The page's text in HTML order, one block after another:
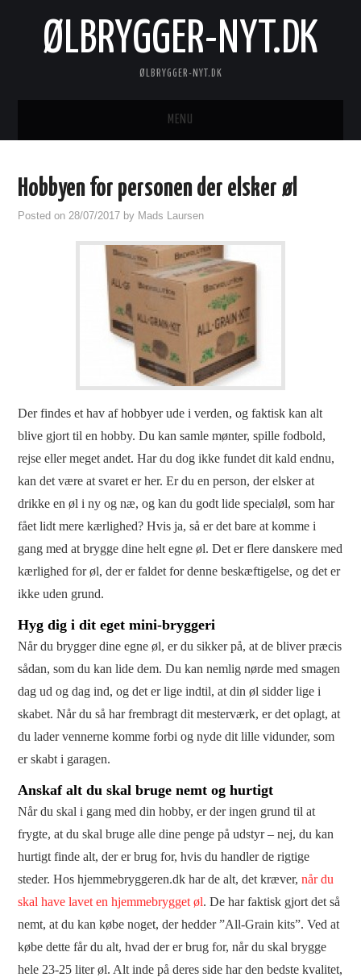
ØLBRYGGER-NYT.DK
ØLBRYGGER-NYT.DK
MENU
Hobbyen for personen der elsker øl
Posted on28/07/2017 by Mads Laursen
Der findes et hav af hobbyer ude i verden, og faktisk kan alt
blive gjort til en hobby. Du kan samle mønter, spille fodbold,
rejse eller meget andet. Har du dog ikke fundet dit kald endnu,
kan det være at svaret er her. Er du en person, der elsker at
drikke en øl i ny og næ, og kan du godt lide specialøl, som har
fået lidt mere kærlighed? Hvis ja, så er det bare at komme i
gang med at brygge dine helt egne øl. Det er flere danskere med
kærlighed for øl, der er faldet for denne beskæftigelse, og det er
ikke uden grund.
Hyg dig i dit eget mini-bryggeri
Når du brygger dine egne øl, er du sikker på, at de bliver præcis
sådan, som du kan lide dem. Du kan nemlig nørde med smagen
dag ud og dag ind, og det er lige indtil, at din øl sidder lige i
skabet. Når du så har frembragt dit mesterværk, er det oplagt, at
du lader vennerne komme forbi og nyde dit lille vidunder, som
er skabt i garagen.
Anskaf alt du skal bruge nemt og hurtigt
Når du skal i gang med din hobby, er der ingen grund til at
frygte, at du skal bruge alle dine penge på udstyr – nej, du kan
hurtigt finde alt, der er brug for, hvis du handler de rigtige
steder. Hos hjemmebryggeren.dk har de alt, det kræver,når du
skal have lavet en hjemmebrygget øl. De har faktisk gjort det så
nemt, at du kan købe noget, der hedder ”All-Grain kits”. Ved at
købe dette får du alt, hvad der er brug for, når du skal brygge
hele 23-25 liter øl. Alt inde på deres side har den bedste kvalitet,